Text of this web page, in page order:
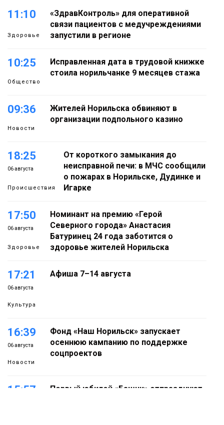
11:10
Здоровье
«ЗдравКонтроль» для оперативной
связи пациентов с медучреждениями
запустили в регионе
10:25
Общество
Исправленная дата в трудовой книжке
стоила норильчанке 9 месяцев стажа
09:36
Новости
Жителей Норильска обвиняют в
организации подпольного казино
18:25
06 августа
Происшествия
От короткого замыкания до
неисправной печи: в МЧС сообщили
о пожарах в Норильске, Дудинке и
Игарке
17:50
06 августа
Здоровье
Номинант на премию «Герой
Северного города» Анастасия
Батуринец 24 года заботится о
здоровье жителей Норильска
17:21
06 августа
Культура
Афиша 7–14 августа
16:39
06 августа
Новости
Фонд «Наш Норильск» запускает
осеннюю кампанию по поддержке
соцпроектов
15:57
Первый юбилей «Башни» отпразднуют